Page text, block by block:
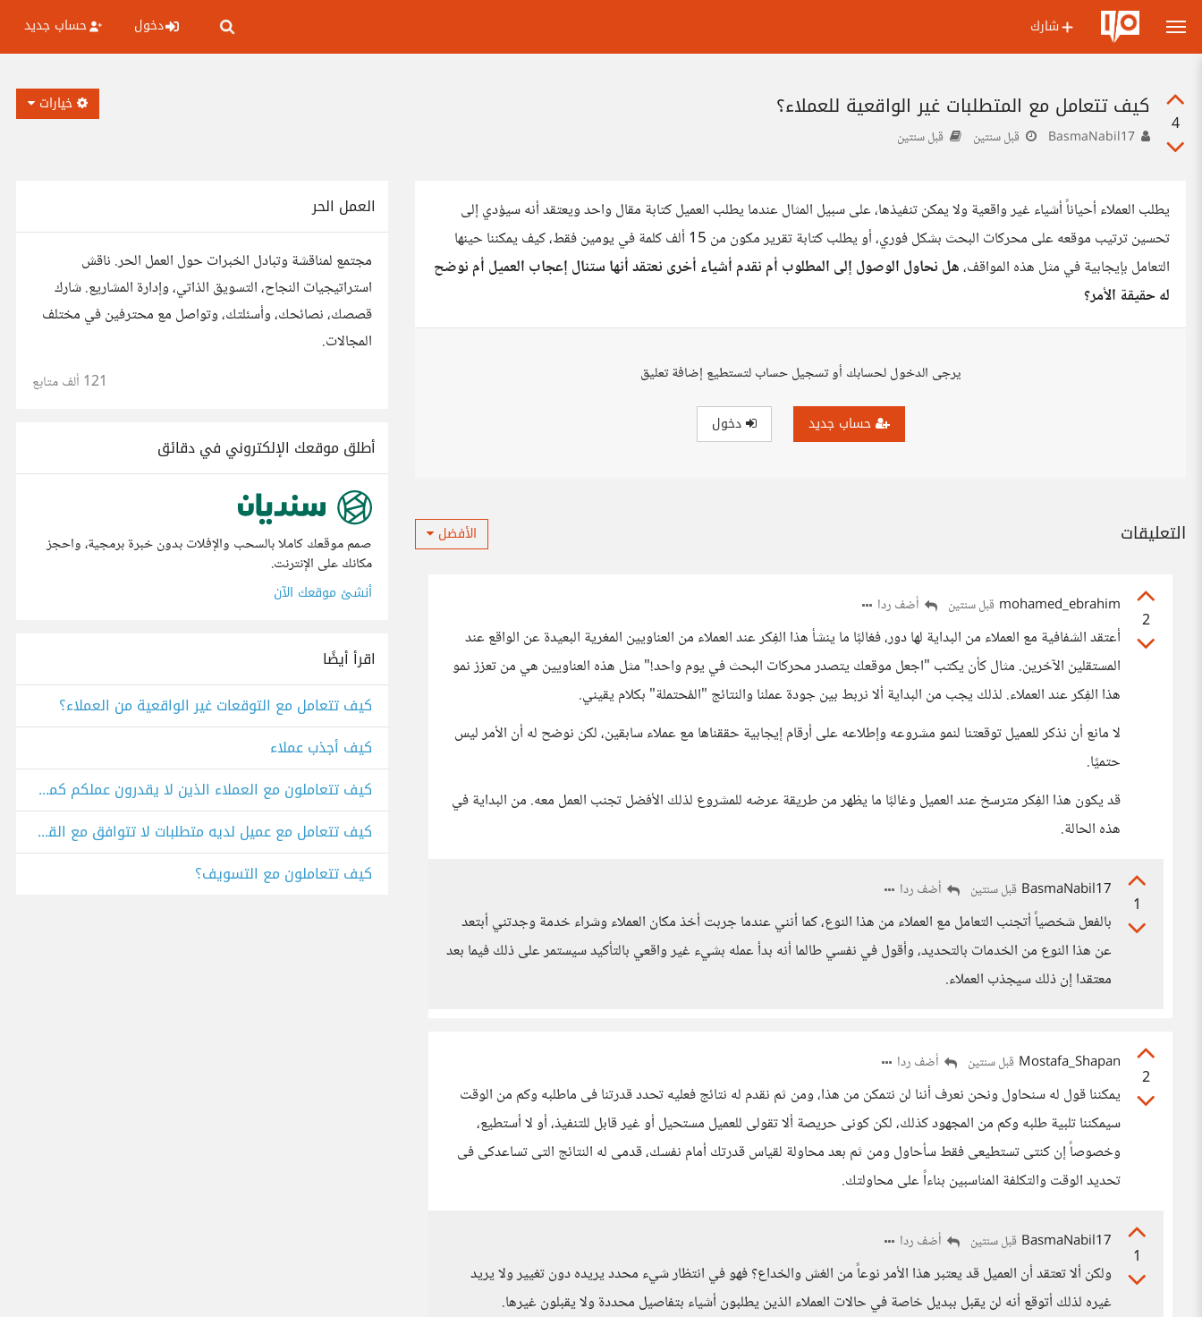
شارك دخول حساب جديد
4
كيف تتعامل مع المتطلبات غير الواقعية للعملاء؟
قبل سنتين قبل سنتين
خيارات
يطلب العملاء أحياناً أشياء غير واقعية ولا يمكن تنفيذها، على سبيل المثال عندما يطلب العميل كتابة مقال واحد ويعتقد أنه سيؤدي إلى
تحسين ترتيب موقعه على محركات البحث بشكل فوري، أو يطلب كتابة تقرير مكون من 15 ألف كلمة في يومين فقط، كيف يمكننا حينها
التعامل بإيجابية في مثل هذه المواقف،هل نحاول الوصول إلى المطلوب أم نقدم أشياء أخرى نعتقد أنها ستنال إعجاب العميل أم نوضح
له حقيقة الأمر؟
يرجى الدخول لحسابك أو تسجيل حساب لتستطيع إضافة تعليق
حساب جديد دخول
التعليقات الأفضل
2
mohamed_ebrahim قبل سنتين أضف ردا
أعتقد الشفافية مع العملاء من البداية لها دور، فغالبًا ما ينشأ هذا الفِكر عند العملاء من العناويين المغرية البعيدة عن الواقع عند
المستقلين الآخرين. مثال كأن يكتب "اجعل موقعك يتصدر محركات البحث في يوم واحد!" مثل هذه العناويين هي من تعزز نمو
هذا الفِكر عند العملاء. لذلك يجب من البداية ألا نربط بين جودة عملنا والنتائج "المُحتملة" بكلام يقيني.
لا مانع أن نذكر للعميل توقعتنا لنمو مشروعه وإطلاعه على أرقام إيجابية حققناها مع عملاء سابقين، لكن نوضح له أن الأمر ليس
حتميًا.
قد يكون هذا الفِكر مترسخ عند العميل وغالبًا ما يظهر من طريقة عرضه للمشروع لذلك الأفضل تجنب العمل معه. من البداية في
هذه الحالة.
1
BasmaNabil17 قبل سنتين أضف ردا
بالفعل شخصياً أتجنب التعامل مع العملاء من هذا النوع، كما أنني عندما جربت أخذ مكان العملاء وشراء خدمة وجدتني أبتعد
عن هذا النوع من الخدمات بالتحديد، وأقول في نفسي طالما أنه بدأ عمله بشيء غير واقعي بالتأكيد سيستمر على ذلك فيما بعد
معتقدا إن ذلك سيجذب العملاء.
2
Mostafa_Shapan قبل سنتين أضف ردا
يمكننا قول له سنحاول ونحن نعرف أننا لن نتمكن من هذا، ومن ثم نقدم له نتائج فعليه تحدد قدرتنا فى ماطلبه وكم من الوقت
سيمكننا تلبية طلبه وكم من المجهود كذلك، لكن كونى حريصة ألا تقولى للعميل مستحيل أو غير قابل للتنفيذ، أو لا أستطيع،
وخصوصاً إن كنتى تستطيعى فقط سأحاول ومن ثم بعد محاولة لقياس قدرتك أمام نفسك، قدمى له النتائج التى تساعدكى فى
تحديد الوقت والتكلفة المناسبين بناءاً على محاولتك.
1
BasmaNabil17 قبل سنتين أضف ردا
ولكن ألا تعتقد أن العميل قد يعتبر هذا الأمر نوعاً من الغش والخداع؟ فهو في انتظار شيء محدد يريده دون تغيير ولا يريد
غيره لذلك أتوقع أنه لن يقبل ببديل خاصة في حالات العملاء الذين يطلبون أشياء بتفاصيل محددة ولا يقبلون غيرها.
العمل الحر
مجتمع لمناقشة وتبادل الخبرات حول العمل الحر. ناقش
استراتيجيات النجاح، التسويق الذاتي، وإدارة المشاريع. شارك
قصصك، نصائحك، وأسئلتك، وتواصل مع محترفين في مختلف
المجالات.
121 ألف متابع
أطلق موقعك الإلكتروني في دقائق
صمم موقعك كاملا بالسحب والإفلات بدون خبرة برمجية، واحجز
مكانك على الإنترنت.
أنشئ موقعك الآن
اقرأ أيضًا
كيف تتعامل مع التوقعات غير الواقعية من العملاء؟
كيف أجذب عملاء
كيف تتعاملون مع العملاء الذين لا يقدرون عملكم كمستقلين؟
كيف تتعامل مع عميل لديه متطلبات لا تتوافق مع القواعد الأساسيه بالمجال؟
كيف تتعاملون مع التسويف؟